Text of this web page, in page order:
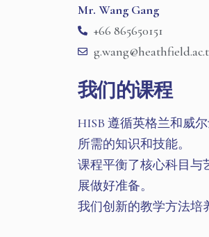
Mr. Wang Gang
+66 865650151
我们的课程
HISB 遵循英格兰和威
所需的知识和技能。
课程平衡了核心科目与
展做好准备。
我们创新的教学方法培